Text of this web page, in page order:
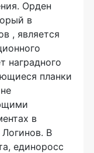
Орден
в
, является
наградного
планки
в
Логинов. В
единоросс